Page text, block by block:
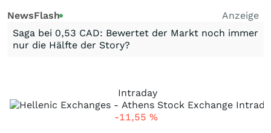
NewsFlash
Anzeige
Saga bei 0,53 CAD: Bewertet der Markt noch immer
nur die Hälfte der Story?
Intraday
-11,55 %